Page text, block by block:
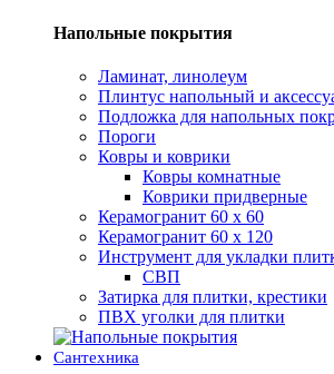
Напольные покрытия
Ламинат, линолеум
Плинтус напольный и
Подложка для напольных
Пороги
Ковры и коврики
Ковры комнатные
Коврики придверные
Керамогранит 60 х 60
Керамогранит 60 х 120
Инструмент для укладки
СВП
Затирка для плитки, крестики
ПВХ уголки для плитки
Сантехника